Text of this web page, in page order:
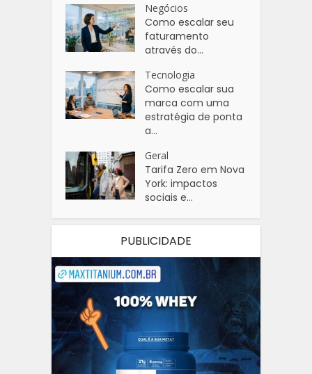
Negócios
Como escalar seu
faturamento
através do...
Tecnologia
Como escalar sua
marca com uma
estratégia de ponta
a...
Geral
Tarifa Zero em Nova
York: impactos
sociais e...
PUBLICIDADE